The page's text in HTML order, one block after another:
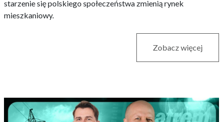
starzenie się polskiego społeczeństwa zmienią rynek
mieszkaniowy.
Zobacz więcej